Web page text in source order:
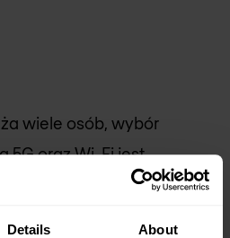
Details About
wiele osób, wybór
5G oraz Wi-Fi jest
ponieważ obie technologie